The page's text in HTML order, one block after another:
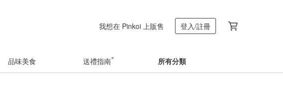
我想在 Pinkoi 上販售 登入/註冊
品味美食 送禮指南 所有分類